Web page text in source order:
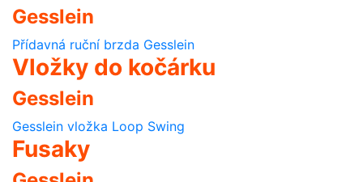
Gesslein
Přídavná ruční brzda Gesslein
Vložky do kočárku
Gesslein
Gesslein vložka Loop Swing
Fusaky